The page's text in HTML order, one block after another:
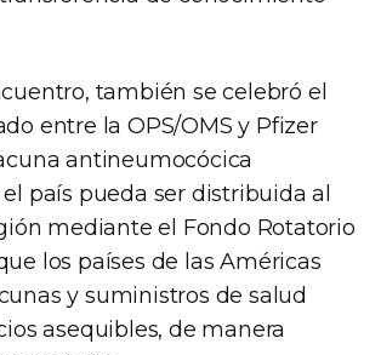
también se celebró el
entre la OPS/OMS y Pfizer
antineumocócica
país pueda ser distribuida al
mediante el Fondo Rotatorio
los países de las Américas
y suministros de salud
asequibles, de manera